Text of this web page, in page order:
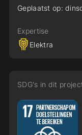
Geplaatst op:
Expertise
Elektra
SDG's in dit